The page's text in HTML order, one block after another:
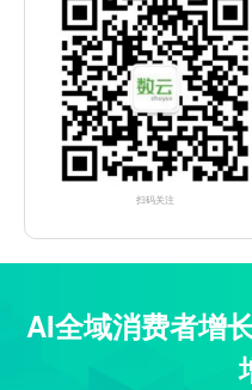
扫码关注
AI全域消费者增